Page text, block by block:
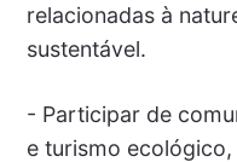
relacionadas à
sustentável.
- Participar de
e turismo